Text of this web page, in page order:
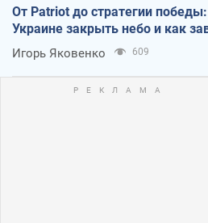
От Patriot до стратегии
Украине закрыть небо и как
Игорь Яковенко 609